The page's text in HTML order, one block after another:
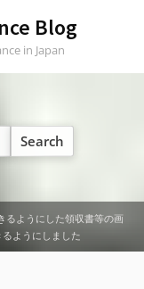
Blog
in Japan
るようにした領収書等の画
ようにしました